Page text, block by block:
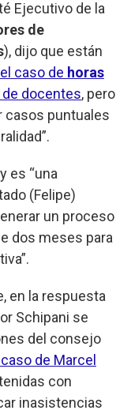
Ejecutivo de la
de
), dijo que están
caso de horas
docentes, pero
casos puntuales
es “una
(Felipe)
un proceso
dos meses para
en la respuesta
Schipani se
del consejo
de Marcel
con
inasistencias